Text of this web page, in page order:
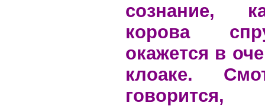
сознание,
корова
окажется в
клоаке.